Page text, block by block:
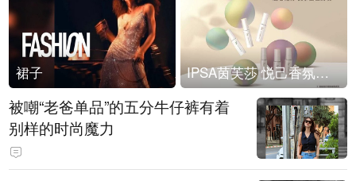
裙子 IPSA茵芙莎 悦己香氛凝露上市
被嘲“老爸单品”的五分牛仔裤有着
别样的时尚魔力